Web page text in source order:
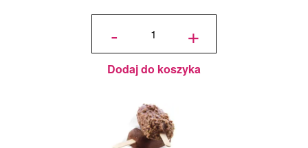
-
ilość
3D
CLOUD
120 - 71 x
71mm -
Silikomart
+
Dodaj do koszyka